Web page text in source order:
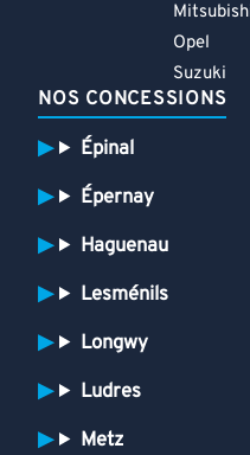
Opel
Suzuki
NOS CONCESSIONS
Épinal
Épernay
Haguenau
Lesménils
Longwy
Ludres
Metz